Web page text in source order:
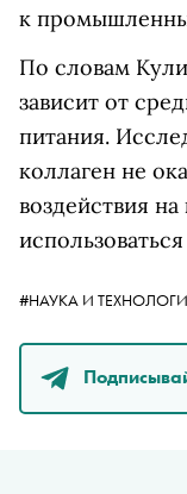
к
По словам
зависит от
питания.
коллаген не
воздействия
#НАУКА И